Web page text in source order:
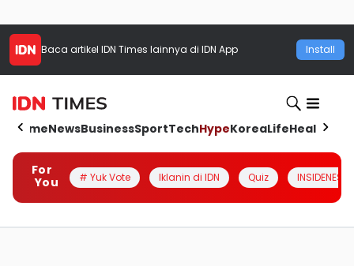
Baca artikel IDN Times lainnya di IDN App Install
HomeNewsBusinessSportTechHypeKoreaLifeHealth
For
You
# Yuk Vote Iklanin di IDN Quiz INSIDENESIA